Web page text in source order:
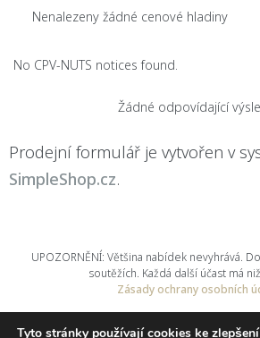
Nenalezeny žádné cenové hladiny
No CPV-NUTS notices found.
Žádné odpovídající
Prodejní formulář je vytvořen v
SimpleShop.cz.
UPOZORNĚNÍ: Většina nabídek nevyhrává.
soutěžích. Každá další účast má
Zásady ochrany osobních
Tyto stránky používají cookies ke